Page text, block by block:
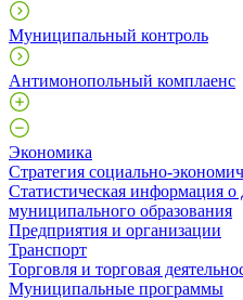
Муниципальный контроль
Антимонопольный комплаенс
Экономика
Стратегия социально-
Статистическая информация
муниципального образования
Предприятия и организации
Транспорт
Торговля и торговая
Муниципальные программы